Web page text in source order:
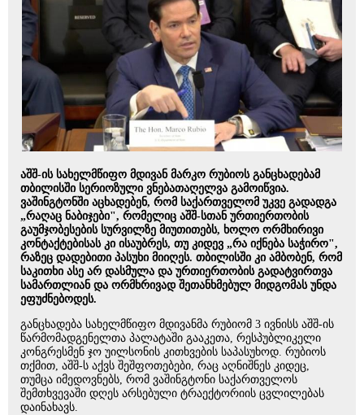
აშშ-ის სახელმწიფო მდივან მარკო რუბიოს განცხადებამ
თბილისში სერიოზული ვნებათაღელვა გამოიწვია.
ვაშინგტონში აცხადებენ, რომ საქართველომ უკვე გადადგა
„რაღაც ნაბიჯები", რომელიც აშშ-სთან ურთიერთობის
გაუმჯობესების სურვილზე მიუთითებს, ხოლო ორმხირივი
კონტაქტებისას კი ისაუბრეს, თუ კიდევ „რა იქნება საჭირო",
რაზეც დადებითი პასუხი მიიღეს. თბილისში კი ამბობენ, რომ
საკითხი ასე არ დასმულა და ურთიერთობის გადატვირთვა
სამართლიან და ორმხრივად შეთანხმებულ მიდგომას უნდა
ეფუძნებოდეს.
განცხადება სახელმწიფო მდივანმა რუბიომ 3 ივნისს აშშ-ის
წარმომადგენელთა პალატაში გააკეთა, რესპუბლიკელი
კონგრესმენ ჯო უილსონის კითხვების საპასუხოდ. რუბიოს
თქმით, აშშ-ს აქვს შეშფოთებები, რაც აღნიშნეს კიდეც,
თუმცა იმედოვნებს, რომ ვაშინგტონი საქართველოს
შემთხვევაში დღეს არსებული ტრაექტორიის ცვლილებას
დაინახავს.